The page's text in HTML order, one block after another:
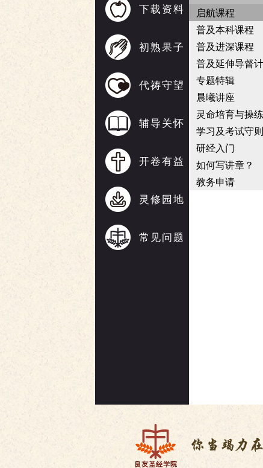
下载资料
初熟果子
代祷守望
辅导关怀
开卷有益
灵修园地
常见问题
启航课程
普及本科课程
普及进深课程
普及延伸导督
专题特辑
晨曦讲座
灵命培育与操练
学习及考试守则
研经入门
如何写讲章？
教务申请